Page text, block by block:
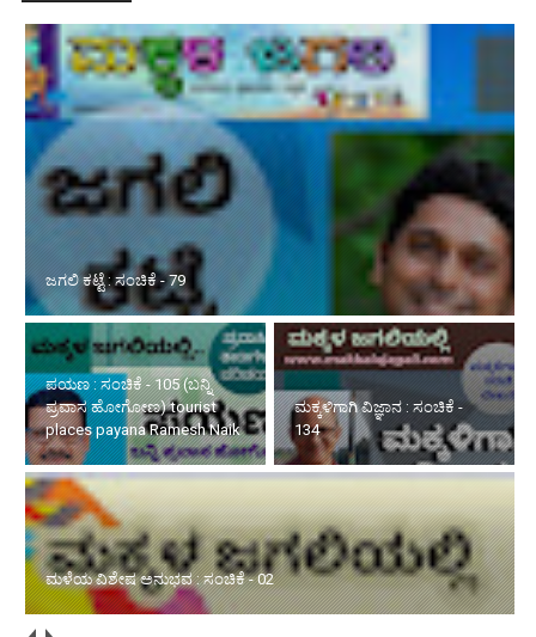
ಪಯಣ : ಸಂಚಿಕೆ - 105 (ಬನ್ನಿ ಪ್ರವಾಸ
ಹೋಗೋಣ) tourist places payana
Ramesh Naik
ಮಕ್ಕಳಿಗಾಗಿ ವಿಜ್ಞಾನ : ಸಂಚಿಕೆ -
134
ಮಳೆಯ ವಿಶೇಷ ಅನುಭವ : ಸಂಚಿಕೆ - 02
ಸ್ಫೂರ್ತಿಯ ಮಾತುಗಳು : ಸಂಚಿಕೆ - 226